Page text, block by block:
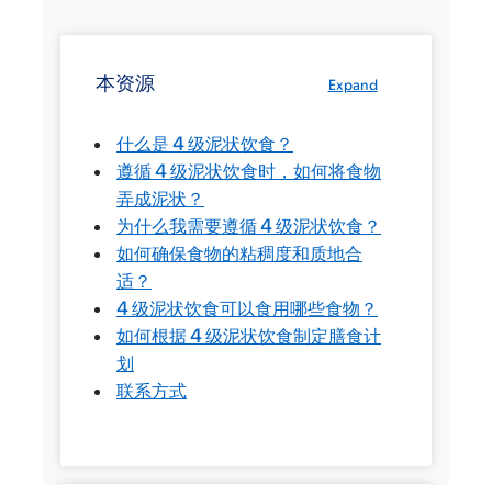
Expand
本资源
什么是 4 级泥状饮食？
遵循 4 级泥状饮食时，如何将食物
弄成泥状？
为什么我需要遵循 4 级泥状饮食？
如何确保食物的粘稠度和质地合
适？
4 级泥状饮食可以食用哪些食物？
如何根据 4 级泥状饮食制定膳食计
划
联系方式